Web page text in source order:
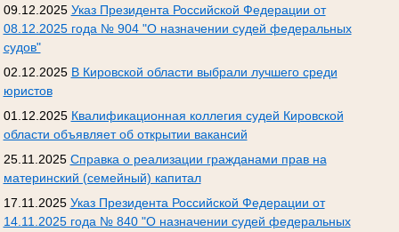
09.12.2025 Указ Президента Российской Федерации от
08.12.2025 года № 904 "О назначении судей федеральных
судов"
02.12.2025 В Кировской области выбрали лучшего среди
юристов
01.12.2025 Квалификационная коллегия судей Кировской
области объявляет об открытии вакансий
25.11.2025 Справка о реализации гражданами прав на
материнский (семейный) капитал
17.11.2025 Указ Президента Российской Федерации от
14.11.2025 года № 840 "О назначении судей федеральных